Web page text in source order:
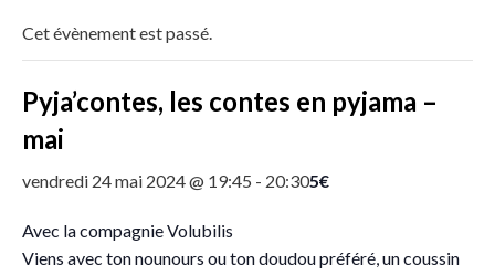
Cet évènement est passé.
Pyja’contes, les contes en pyjama –
mai
vendredi 24 mai 2024 @ 19:45 - 20:305€
Avec la compagnie Volubilis
Viens avec ton nounours ou ton doudou préféré, un coussin